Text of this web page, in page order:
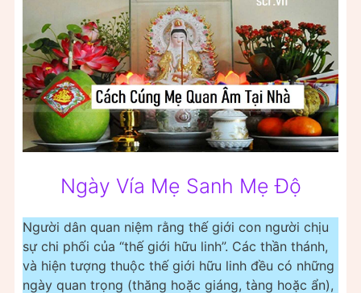
Ngày Vía Mẹ Sanh Mẹ Độ
Người dân quan niệm rằng thế giới con người chịu
sự chi phối của “thế giới hữu linh”. Các thần thánh,
và hiện tượng thuộc thế giới hữu linh đều có những
ngày quan trọng (thăng hoặc giáng, tàng hoặc ẩn),